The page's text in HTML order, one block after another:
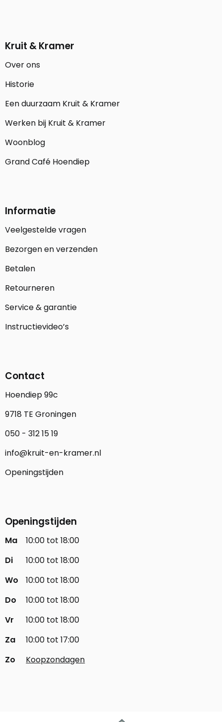
Kruit & Kramer
Over ons
Historie
Een duurzaam Kruit & Kramer
Werken bij Kruit & Kramer
Woonblog
Grand Café Hoendiep
Informatie
Veelgestelde vragen
Bezorgen en verzenden
Betalen
Retourneren
Service & garantie
Instructievideo’s
Contact
Hoendiep 99c
9718 TE Groningen
050 - 312 15 19
info@kruit-en-kramer.nl
Openingstijden
Openingstijden
Ma
10:00 tot 18:00
Di
10:00 tot 18:00
Wo
10:00 tot 18:00
Do
10:00 tot 18:00
Vr
10:00 tot 18:00
Za
10:00 tot 17:00
Zo
Koopzondagen